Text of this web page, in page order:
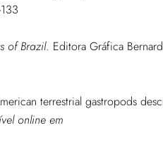
of Brazil. Editora Gráfica
terrestrial gastropods
online em